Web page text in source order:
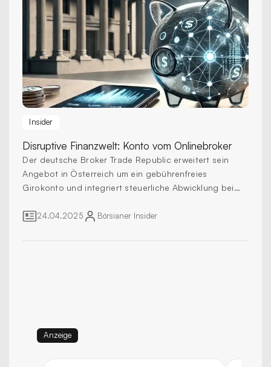
Insider
Disruptive Finanzwelt: Konto vom Onlinebroker
Der deutsche Broker Trade Republic erweitert sein
Angebot in Österreich um ein gebührenfreies
Girokonto und integriert steuerliche Abwicklung bei
24.04.2025 Börsianer Insider
Anzeige